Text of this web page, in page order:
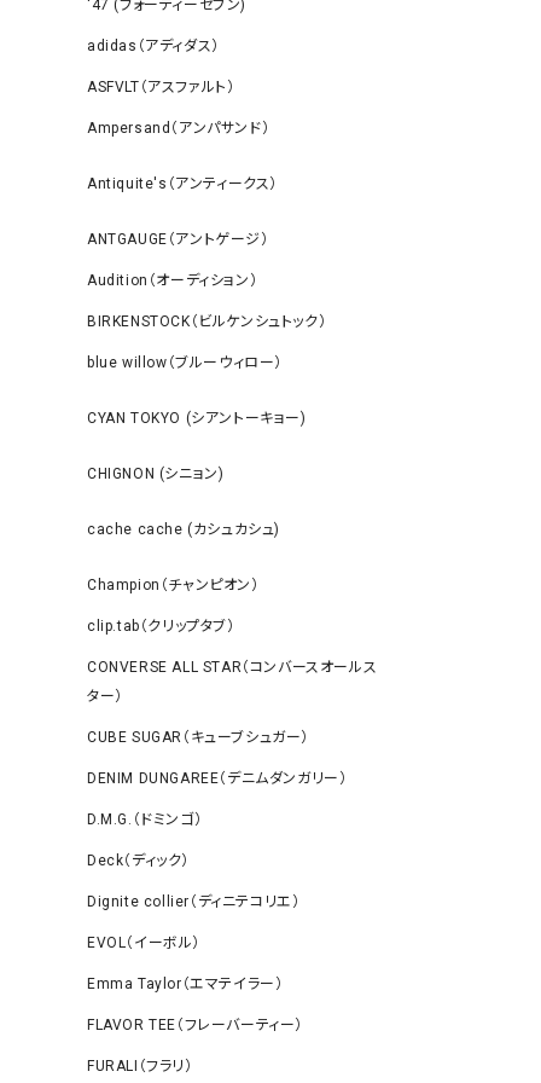
‘47 (フォーティーセブン)
adidas（アディダス）
ASFVLT（アスファルト）
Ampersand（アンパサンド）
Antiquite's（アンティークス）
ANTGAUGE（アントゲージ）
Audition（オーディション）
BIRKENSTOCK（ビルケンシュトック）
blue willow（ブルーウィロー）
CYAN TOKYO (シアントーキョー)
CHIGNON (シニョン)
cache cache (カシュカシュ)
Champion（チャンピオン）
clip.tab（クリップタブ）
CONVERSE ALL STAR（コンバースオールス
ター）
CUBE SUGAR（キューブシュガー）
DENIM DUNGAREE（デニムダンガリー）
D.M.G.（ドミンゴ）
Deck（ディック）
Dignite collier（ディニテコリエ）
EVOL（イーボル）
Emma Taylor（エマテイラー）
FLAVOR TEE（フレーバーティー）
FURALI（フラリ）